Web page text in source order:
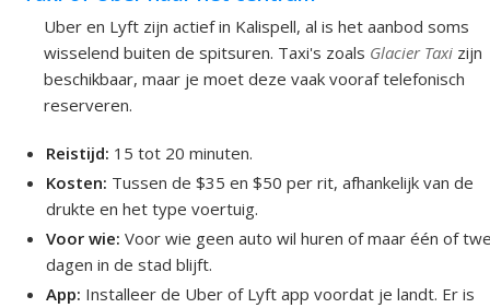
Uber en Lyft zijn actief in Kalispell, al is het aanbod soms
wisselend buiten de spitsuren. Taxi's zoals Glacier Taxi zijn
beschikbaar, maar je moet deze vaak vooraf telefonisch
reserveren.
Reistijd: 15 tot 20 minuten.
Kosten: Tussen de $35 en $50 per rit, afhankelijk van de
drukte en het type voertuig.
Voor wie: Voor wie geen auto wil huren of maar één of
dagen in de stad blijft.
App: Installeer de Uber of Lyft app voordat je landt. Er is